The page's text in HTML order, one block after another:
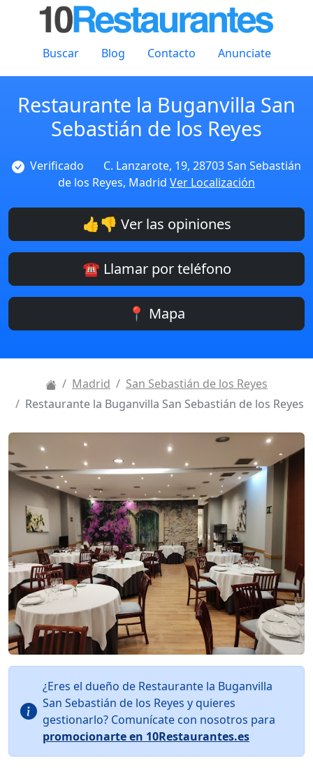
Buscar Blog Contacto Anunciate
Restaurante la Buganvilla San
Sebastián de los Reyes
Verificado
C. Lanzarote, 19, 28703 San Sebastián
de los Reyes, Madrid Ver Localización
👍👎 Ver las opiniones
☎️ Llamar por teléfono
📍 Mapa
Madrid
San Sebastián de los Reyes
Restaurante la Buganvilla San Sebastián de los Reyes
¿Eres el dueño de Restaurante la Buganvilla
San Sebastián de los Reyes y quieres
gestionarlo? Comunícate con nosotros para
promocionarte en 10Restaurantes.es